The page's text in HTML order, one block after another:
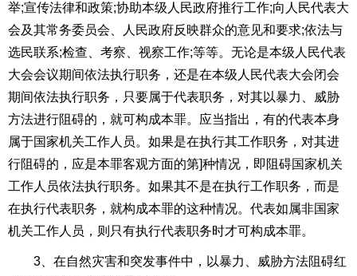
举;宣传法律和政策;协助本级人民政府推行工作;向人民代表大
会及其常务委员会、人民政府反映群众的意见和要求;依法与
选民联系;检查、考察、视察工作;等等。无论是本级人民代表
大会会议期间依法执行职务，还是在本级人民代表大会闭会
期间依法执行职务，只要属于代表职务，对其以暴力、威胁
方法进行阻碍的，就可构成本罪。应当指出，有的代表本身
属于国家机关工作人员。如果是在执行其工作职务，对其进
行阻碍的，应是本罪客观方面的第]种情况，即阻碍国家机关
工作人员依法执行职务。如果其不是在执行工作职务，而是
在执行代表职务，就构成本罪的这种情况。代表如属非国家
机关工作人员，则只有执行代表职务时才可构成本罪。
3、在自然灾害和突发事件中，以暴力、威胁方法阻碍红